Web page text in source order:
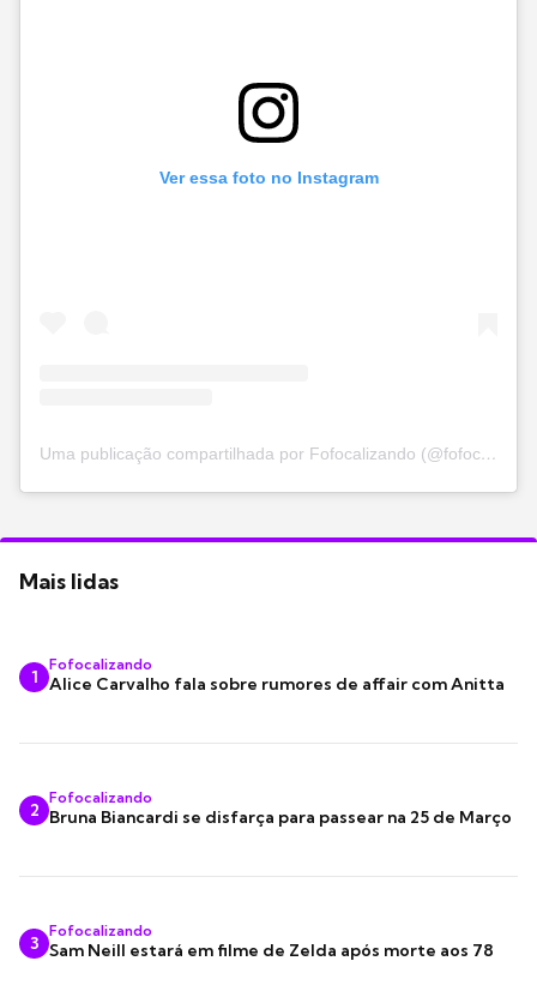
Ver essa foto no Instagram
Uma publicação compartilhada por Fofocalizando (@fofocalizando)
Mais lidas
1
Fofocalizando
Alice Carvalho fala sobre rumores de affair com Anitta
2
Fofocalizando
Bruna Biancardi se disfarça para passear na 25 de Março
3
Fofocalizando
Sam Neill estará em filme de Zelda após morte aos 78